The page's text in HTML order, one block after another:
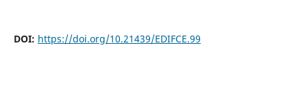
DOI: https://doi.org/10.21439/EDIFCE.99